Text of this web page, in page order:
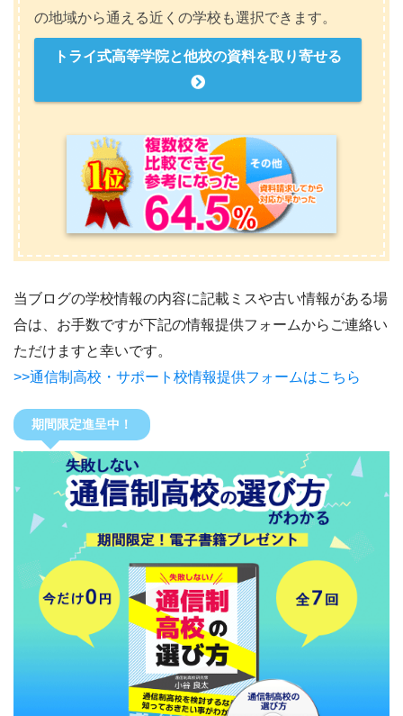
の地域から通える近くの学校も選択できます。
トライ式高等学院と他校の資料を取り寄せる
当ブログの学校情報の内容に記載ミスや古い情報がある場
合は、お手数ですが下記の情報提供フォームからご連絡い
ただけますと幸いです。
>>通信制高校・サポート校情報提供フォームはこちら
期間限定進呈中！